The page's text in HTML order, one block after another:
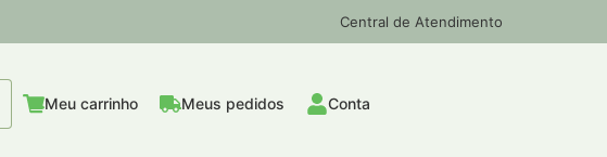
Central de Atendimento
Meu carrinho Meus pedidos Conta